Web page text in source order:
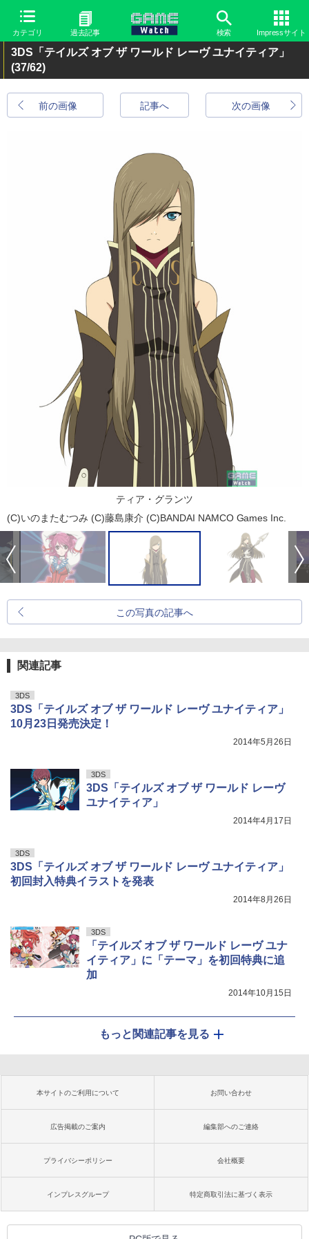
カテゴリ 過去記事 検索 Impressサイト
3DS「テイルズ オブ ザ ワールド レーヴ ユナイティア」
(37/62)
前の画像 次の画像
記事へ
ティア・グランツ
(C)いのまたむつみ (C)藤島康介 (C)BANDAI NAMCO Games Inc.
この写真の記事へ
関連記事
3DS
3DS「テイルズ オブ ザ ワールド レーヴ ユナイティア」
10月23日発売決定！
2014年5月26日
3DS
3DS「テイルズ オブ ザ ワールド レーヴ
ユナイティア」
2014年4月17日
3DS
3DS「テイルズ オブ ザ ワールド レーヴ ユナイティア」
初回封入特典イラストを発表
2014年8月26日
3DS
「テイルズ オブ ザ ワールド レーヴ ユナ
イティア」に「テーマ」を初回特典に追
加
2014年10月15日
もっと関連記事を見る
本サイトのご利用について お問い合わせ
広告掲載のご案内 編集部へのご連絡
プライバシーポリシー 会社概要
インプレスグループ 特定商取引法に基づく表示